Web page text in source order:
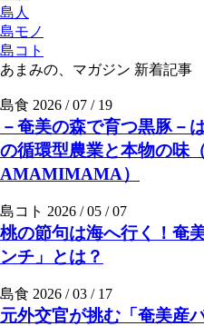
島人
島モノ
島コト
あまみの、マガジン 新着記事
島食 2026 / 07 / 19
－奄美の森で育つ黒豚－
の循環型農業と本物の味
AMAMIMAMA）
島コト 2026 / 05 / 07
桃の節句は海へ行く！奄
ンチ」とは？
島食 2026 / 03 / 17
元外交官が挑む「奄美産